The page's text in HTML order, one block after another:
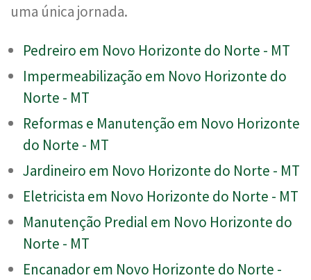
uma única jornada.
Pedreiro em Novo Horizonte do Norte - MT
Impermeabilização em Novo Horizonte do
Norte - MT
Reformas e Manutenção em Novo Horizonte
do Norte - MT
Jardineiro em Novo Horizonte do Norte - MT
Eletricista em Novo Horizonte do Norte - MT
Manutenção Predial em Novo Horizonte do
Norte - MT
Encanador em Novo Horizonte do Norte -